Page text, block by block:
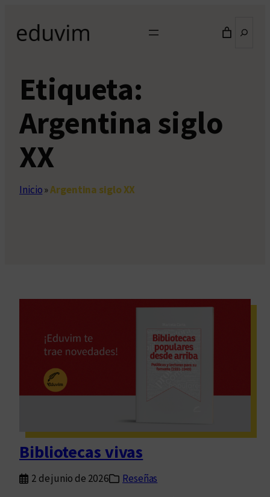
contenido
Etiqueta:
Argentina siglo
XX
Inicio»Argentina siglo XX
Bibliotecas vivas
2 de junio de 2026
Reseñas